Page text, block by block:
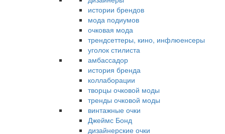
истории брендов
мода подиумов
очковая мода
трендсеттеры, кино, инфлюенсеры
уголок стилиста
амбассадор
история бренда
коллаборации
творцы очковой моды
тренды очковой моды
винтажные очки
Джеймс Бонд
дизайнерские очки